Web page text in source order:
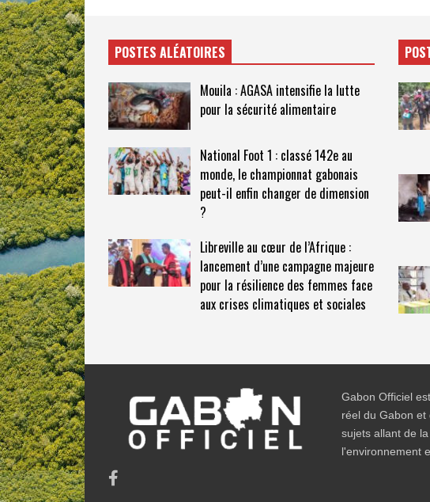
POSTES ALÉATOIRES
Mouila : AGASA intensifie la lutte
pour la sécurité alimentaire
National Foot 1 : classé 142e au
monde, le championnat gabonais
peut-il enfin changer de dimension
?
Libreville au cœur de l’Afrique :
lancement d’une campagne majeure
pour la résilience des femmes face
aux crises climatiques et sociales
Gabon Officiel
réel du Gabon
sujets allant de
l'environnement